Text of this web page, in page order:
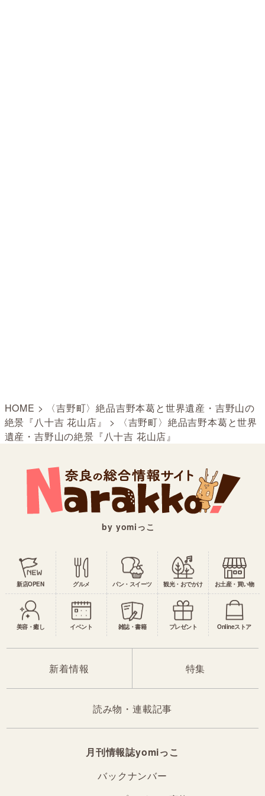
HOME >
〈吉野町〉絶品吉野本葛と世界遺産・吉野山の
絶景『八十吉 花山店』
>
〈吉野町〉絶品吉野本葛と世界
遺産・吉野山の絶景『八十吉 花山店』
by yomiっこ
新店OPEN グルメ パン・スイーツ 観光・おでかけ お土産・買い物
美容・癒し イベント 雑誌・書籍 プレゼント Onlineストア
新着情報 特集
読み物・連載記事
月刊情報誌yomiっこ
バックナンバー